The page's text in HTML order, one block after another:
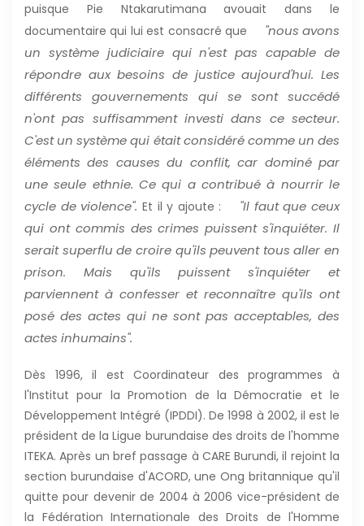
puisque Pie Ntakarutimana avouait dans le
documentaire qui lui est consacré que
"nous avons
un système judiciaire qui n'est pas capable de
répondre aux besoins de justice aujourd'hui. Les
différents gouvernements qui se sont succédé
n'ont pas suffisamment investi dans ce secteur.
C'est un système qui était considéré comme un des
éléments des causes du conflit, car dominé par
une seule ethnie. Ce qui a contribué à nourrir le
cycle de violence". Et il y ajoute :
"Il faut que ceux
qui ont commis des crimes puissent s'inquiéter. Il
serait superflu de croire qu'ils peuvent tous aller en
prison. Mais qu'ils puissent s'inquiéter et
parviennent à confesser et reconnaître qu'ils ont
posé des actes qui ne sont pas acceptables, des
actes inhumains".
Dès 1996, il est Coordinateur des programmes à
l'Institut pour la Promotion de la Démocratie et le
Développement Intégré (IPDDI). De 1998 à 2002, il est le
président de la Ligue burundaise des droits de l'homme
ITEKA. Après un bref passage à CARE Burundi, il rejoint la
section burundaise d'ACORD, une Ong britannique qu'il
quitte pour devenir de 2004 à 2006 vice-président de
la Fédération Internationale des Droits de l'Homme